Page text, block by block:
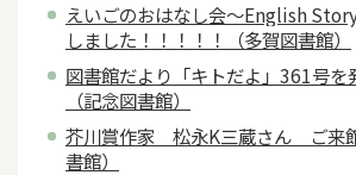
えいごのおはなし会～English
しました！！！！！（多賀図書館）
図書館だより「キトだよ」361号を
（記念図書館）
芥川賞作家 松永K三蔵さん ご来
書館）